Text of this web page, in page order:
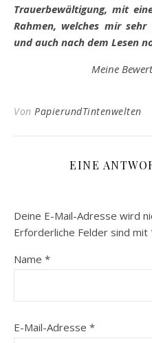
Trauerbewältigung, mit
Rahmen, welches mir
und auch nach dem Lesen
Meine
Von PapierundTintenwelten
EINE
Deine E-Mail-Adresse wird
Erforderliche Felder sind mit
Name *
E-Mail-Adresse *